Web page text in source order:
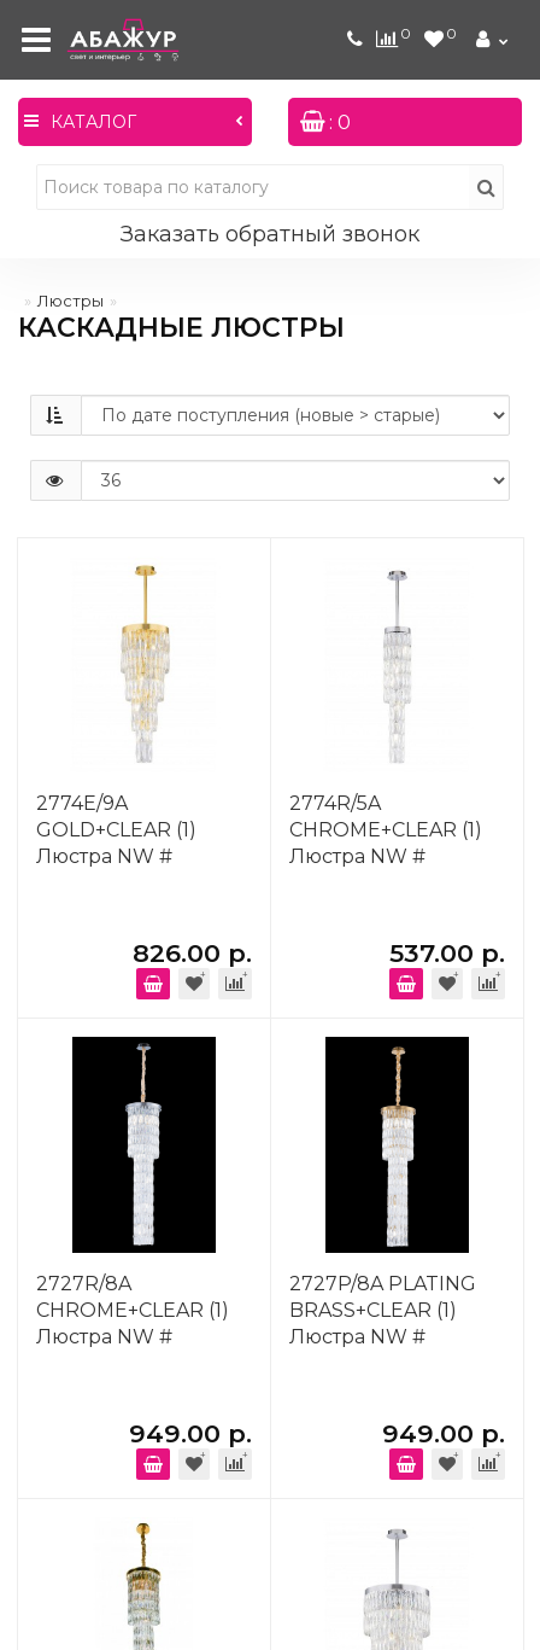
0 0
КАТАЛОГ : 0
Заказать обратный звонок
Люстры
КАСКАДНЫЕ ЛЮСТРЫ
2774E/9A
GOLD+CLEAR (1)
Люстра NW #
826.00 р.
2774R/5A
CHROME+CLEAR (1)
Люстра NW #
537.00 р.
2727R/8A
CHROME+CLEAR (1)
Люстра NW #
949.00 р.
2727P/8A PLATING
BRASS+CLEAR (1)
Люстра NW #
949.00 р.